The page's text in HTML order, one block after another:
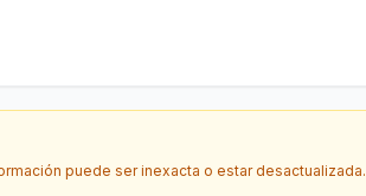
puede ser inexacta o estar desactualizada.